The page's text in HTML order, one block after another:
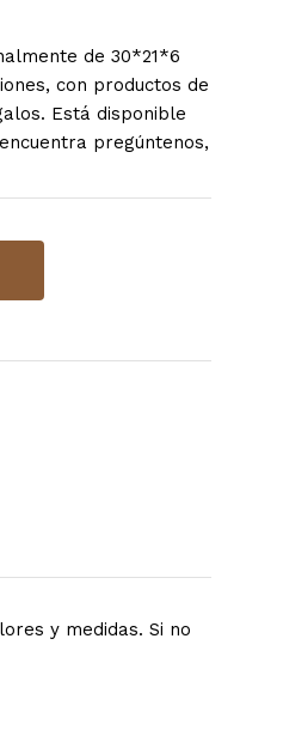
de 30*21*6
con productos de
Está disponible
pregúntenos,
y medidas. Si no